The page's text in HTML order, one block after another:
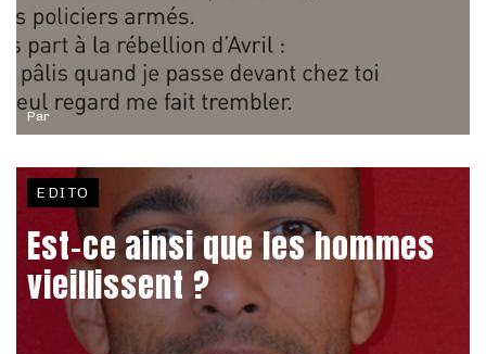
Par
EDITO
Est-ce ainsi que les hommes
vieillissent ?